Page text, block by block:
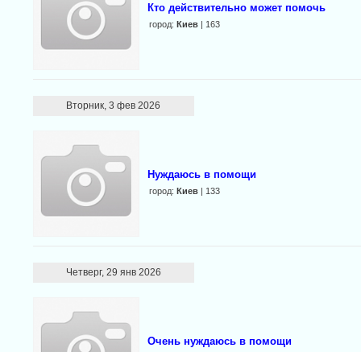
Кто действительно может помочь
город: Киев| 163
Вторник, 3 фев 2026
Нуждаюсь в помощи
город: Киев| 133
Четверг, 29 янв 2026
Очень нуждаюсь в помощи